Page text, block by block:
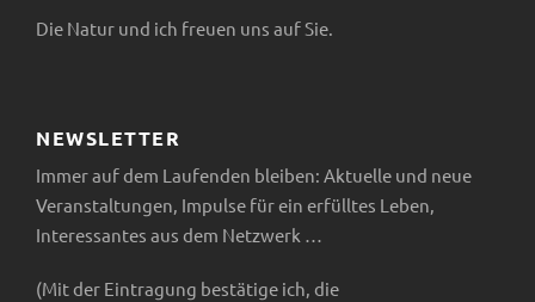
Die Natur und ich freuen uns auf Sie.
NEWSLETTER
Immer auf dem Laufenden bleiben: Aktuelle und neue
Veranstaltungen, Impulse für ein erfülltes Leben,
Interessantes aus dem Netzwerk …
(Mit der Eintragung bestätige ich, die